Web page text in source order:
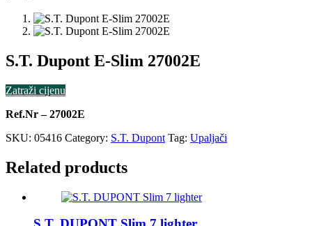
S.T. Dupont E-Slim 27002E
Zatraži cijenu
Ref.Nr – 27002E
SKU: 05416 Category: S.T. Dupont Tag: Upaljači
Related products